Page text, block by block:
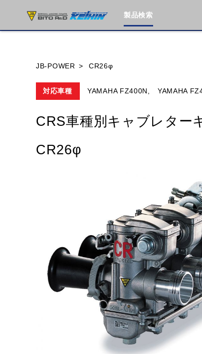
製品検索
JB-POWER CR26φ
対応車種 YAMAHA FZ400N, YAMAHA
CRS車種別キャブレター
CR26φ